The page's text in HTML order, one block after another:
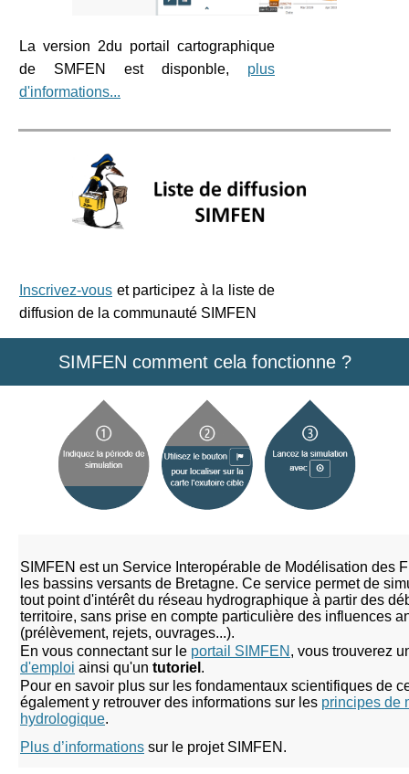
La version 2du portail cartographique
de SMFEN est disponble, plus
d'informations...
Inscrivez-vous et participez à la liste de
diffusion de la communauté SIMFEN
SIMFEN comment cela fonctionne ?
SIMFEN est un Service Interopérable de Modélisation des
les bassins versants de Bretagne. Ce service permet de
tout point d'intérêt du réseau hydrographique à partir des
territoire, sans prise en compte particulière des influences
(prélèvement, rejets, ouvrages...).
En vous connectant sur le portail SIMFEN , vous trouverez
d'emploi ainsi qu'un tutoriel .
Pour en savoir plus sur les fondamentaux scientifiques de
également y retrouver des informations sur les principes de
hydrologique.
Plus d’informations sur le projet SIMFEN.